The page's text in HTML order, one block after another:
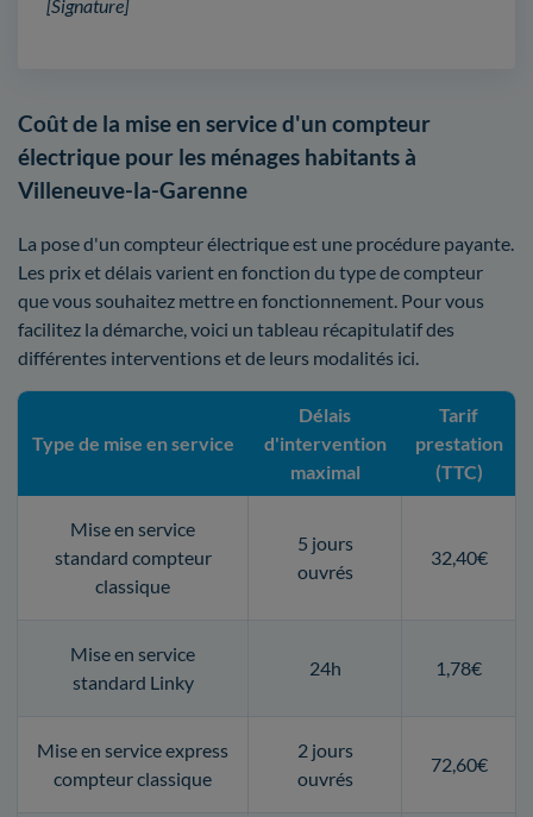
[Signature]
Coût de la mise en service d'un compteur
électrique pour les ménages habitants à
Villeneuve-la-Garenne
La pose d'un compteur électrique est une procédure payante.
Les prix et délais varient en fonction du type de compteur
que vous souhaitez mettre en fonctionnement. Pour vous
facilitez la démarche, voici un tableau récapitulatif des
différentes interventions et de leurs modalités ici.
Type de mise en service
Délais
d'intervention
maximal
Tarif
prestation
(TTC)
Mise en service
standard compteur
classique
5 jours
ouvrés
32,40€
Mise en service
standard Linky
24h 1,78€
Mise en service express
compteur classique
2 jours
ouvrés
72,60€